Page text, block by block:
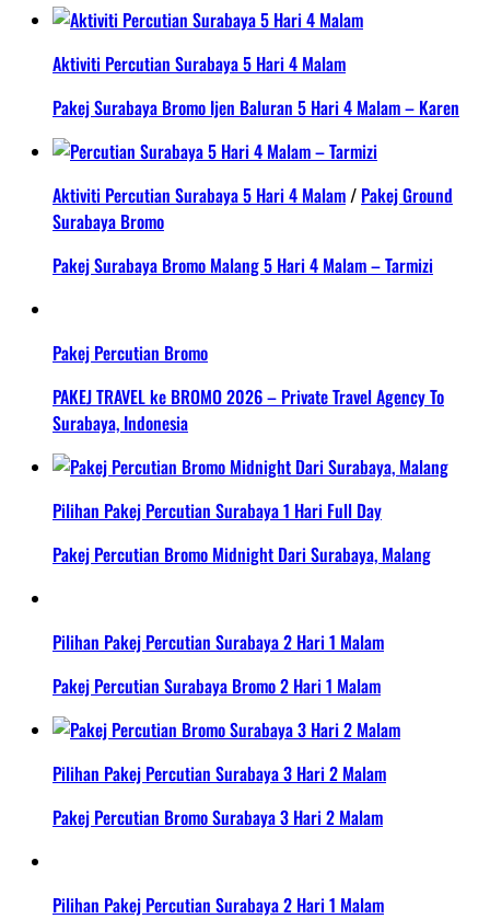
Aktiviti Percutian Surabaya 5 Hari 4 Malam
Pakej Surabaya Bromo Ijen Baluran 5 Hari 4 Malam – Karen
Aktiviti Percutian Surabaya 5 Hari 4 Malam / Pakej Ground
Surabaya Bromo
Pakej Surabaya Bromo Malang 5 Hari 4 Malam – Tarmizi
Pakej Percutian Bromo
PAKEJ TRAVEL ke BROMO 2026 – Private Travel Agency To
Surabaya, Indonesia
Pilihan Pakej Percutian Surabaya 1 Hari Full Day
Pakej Percutian Bromo Midnight Dari Surabaya, Malang
Pilihan Pakej Percutian Surabaya 2 Hari 1 Malam
Pakej Percutian Surabaya Bromo 2 Hari 1 Malam
Pilihan Pakej Percutian Surabaya 3 Hari 2 Malam
Pakej Percutian Bromo Surabaya 3 Hari 2 Malam
Pilihan Pakej Percutian Surabaya 2 Hari 1 Malam